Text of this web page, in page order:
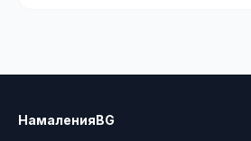
НамаленияBG